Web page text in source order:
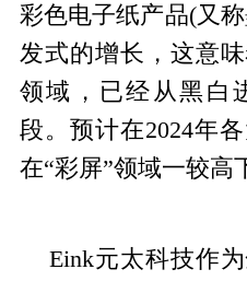
彩色电子纸产品(又
发式的增长，这意
领域，已经从黑白
段。预计在2024年
在“彩屏”领域一较高
Eink元太科技作